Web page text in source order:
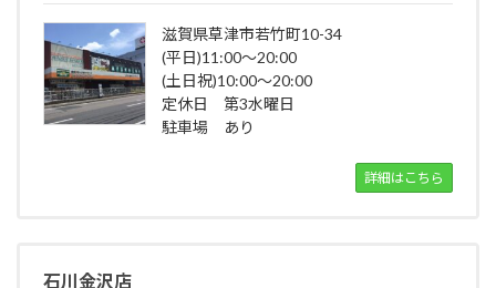
滋賀県草津市若竹町10-34
(平日)11:00～20:00
(土日祝)10:00～20:00
定休日 第3水曜日
駐車場 あり
詳細はこちら
石川金沢店